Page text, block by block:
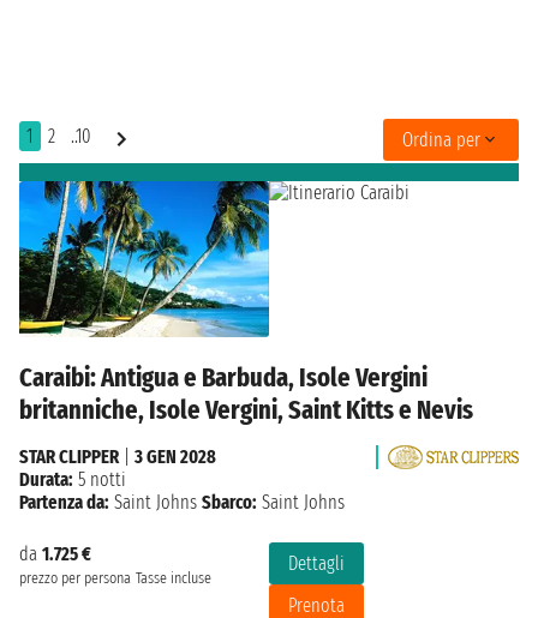
1 2 ..10 Ordina per
Caraibi: Antigua e Barbuda, Isole Vergini
britanniche, Isole Vergini, Saint Kitts e Nevis
da 1.725 €
prezzo per persona Tasse incluse
Dettagli
Prenota
STAR CLIPPER
3 GEN 2028
Durata: 5 notti
Partenza da: Saint Johns Sbarco: Saint Johns